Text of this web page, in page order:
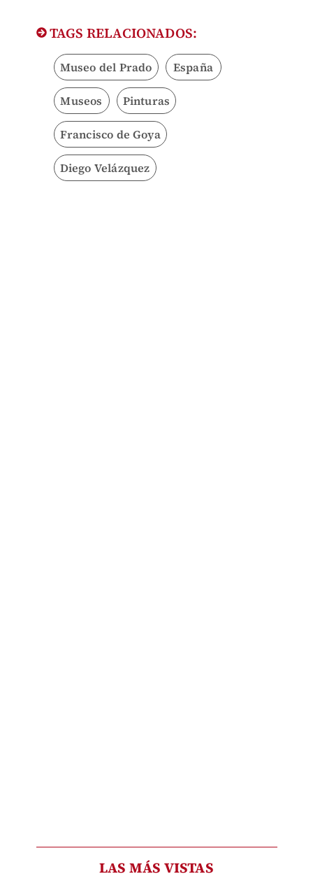
TAGS RELACIONADOS:
Museo del Prado España
Museos Pinturas
Francisco de Goya
Diego Velázquez
LAS MÁS VISTAS